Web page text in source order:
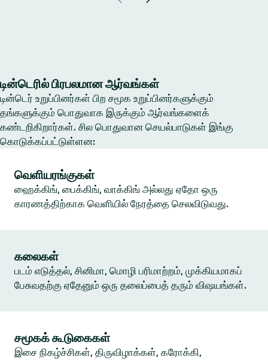
டின்டெரில் பிரபலமான ஆர்வங்கள்
டின்டெர் உறுப்பினர்கள் பிற சமூக உறுப்பினர்களுக்கும்
தங்களுக்கும் பொதுவாக இருக்கும் ஆர்வங்களைக்
கண்டறிகிறார்கள். சில பொதுவான செயல்பாடுகள் இங்கு
கொடுக்கப்பட்டுள்ளன:
வெளியரங்குகள்
ஹைக்கிங், பைக்கிங், வாக்கிங் அல்லது ஏதோ ஒரு
காரணத்திற்காக வெளியில் நேரத்தை செலவிடுவது.
கலைகள்
படம் எடுத்தல், சினிமா, மொழி பரிமாற்றம், முக்கியமாகப்
பேசுவதற்கு ஏதேனும் ஒரு தலைப்பைத் தரும் விஷயங்கள்.
சமூகக் கூடுகைகள்
இசை நிகழ்ச்சிகள், திருவிழாக்கள், கரோக்கி,